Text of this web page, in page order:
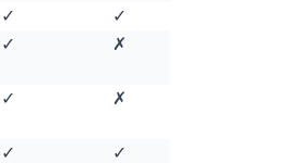
✓
✓
✓ ✗
✓ ✗
✓ ✓